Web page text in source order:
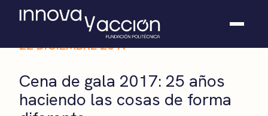
Somos fundación
Casos de éxito
Hackathones
22 DICIEMBRE 2017
Cena de gala 2017: 25 años
haciendo las cosas de forma